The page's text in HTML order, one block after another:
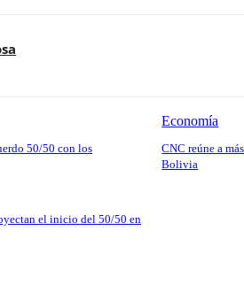
50/50 con los
Economía
CNC reúne a
Bolivia
el inicio del 50/50 en